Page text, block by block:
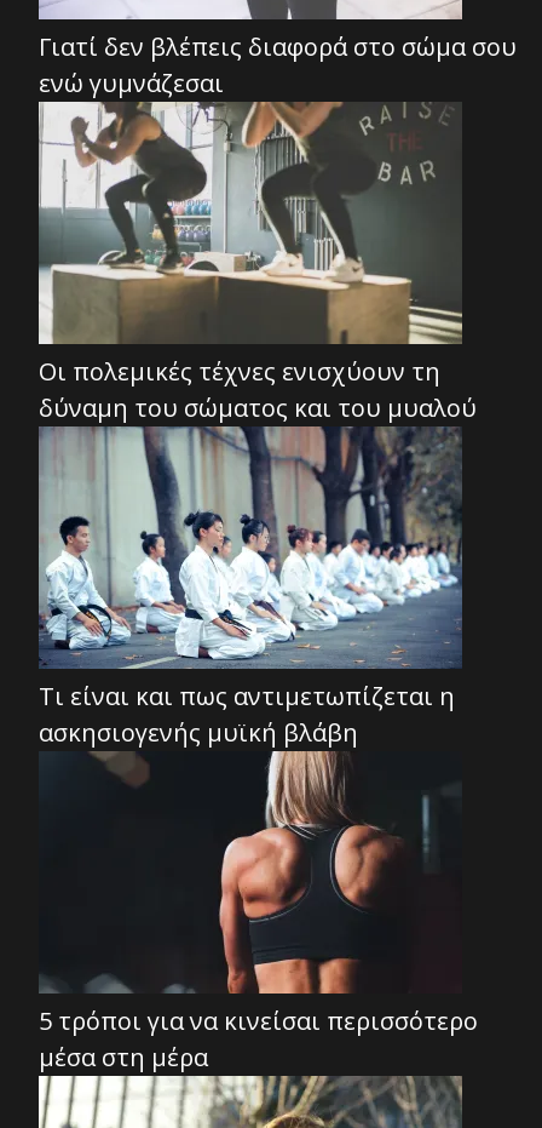
Γιατί δεν βλέπεις διαφορά στο σώμα σου
ενώ γυμνάζεσαι
Οι πολεμικές τέχνες ενισχύουν τη
δύναμη του σώματος και του μυαλού
Τι είναι και πως αντιμετωπίζεται η
ασκησιογενής μυϊκή βλάβη
5 τρόποι για να κινείσαι περισσότερο
μέσα στη μέρα